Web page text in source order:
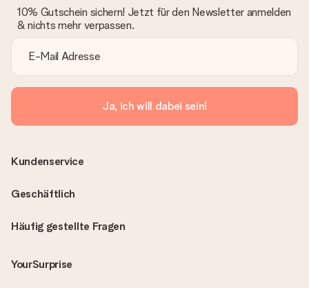
10% Gutschein sichern! Jetzt für den Newsletter anmelden
& nichts mehr verpassen.
Ja, ich will dabei sein!
Häufig gestellte Fragen
YourSurprise
Kundenservice
Geschäftlich